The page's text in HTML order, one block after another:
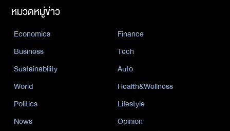
หมวดหมู่ข่าว
Economics
Finance
Business
Tech
Sustainability
Auto
World
Health&Wellness
Politics
Lifestyle
News
Opinion